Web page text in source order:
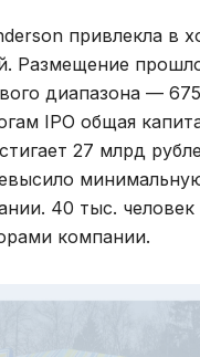
привлекла в
Размещение
диапазона —
IPO общая
27 млрд
40 тыс. человек
компании.